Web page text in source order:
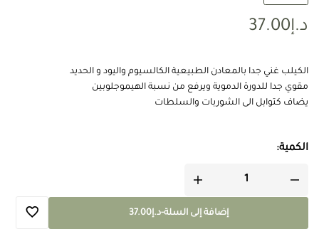
د.إ37.00
الكيلب غني جدا بالمعادن الطبيعية الكالسيوم واليود و الحديد
مقوي جدا للدورة الدموية ويرفع من نسبة الهيموجلوبين
يضاف كتوابل الى الشوربات والسلطات
الكمية:
إضافة إلى السلة-د.إ37.00